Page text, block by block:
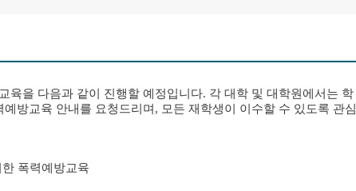
육을 다음과 같이 진행할 예정입니다. 각 대학 및 대학원에서는 학
방교육 안내를 요청드리며, 모든 재학생이 이수할 수 있도록 관심
폭력예방교육